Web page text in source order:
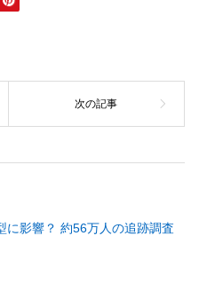
に影響？ 約56万人の追跡調査